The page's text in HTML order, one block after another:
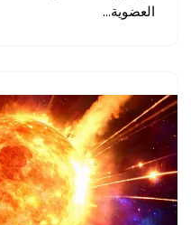
العضوية…